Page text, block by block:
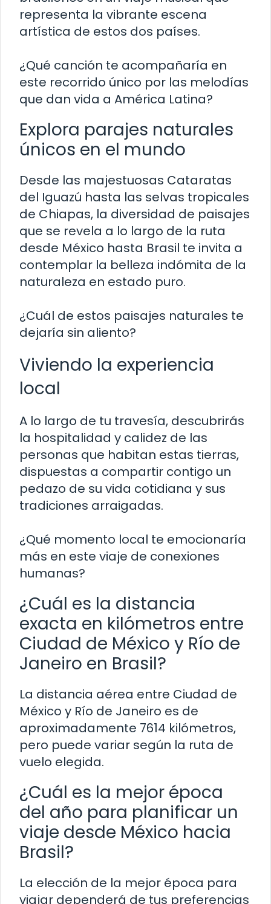
representa la vibrante escena
artística de estos dos países.
¿Qué canción te acompañaría en
este recorrido único por las melodías
que dan vida a América Latina?
Explora parajes naturales
únicos en el mundo
Desde las majestuosas Cataratas
del Iguazú hasta las selvas tropicales
de Chiapas, la diversidad de paisajes
que se revela a lo largo de la ruta
desde México hasta Brasil te invita a
contemplar la belleza indómita de la
naturaleza en estado puro.
¿Cuál de estos paisajes naturales te
dejaría sin aliento?
Viviendo la experiencia
local
A lo largo de tu travesía, descubrirás
la hospitalidad y calidez de las
personas que habitan estas tierras,
dispuestas a compartir contigo un
pedazo de su vida cotidiana y sus
tradiciones arraigadas.
¿Qué momento local te emocionaría
más en este viaje de conexiones
humanas?
¿Cuál es la distancia
exacta en kilómetros entre
Ciudad de México y Río de
Janeiro en Brasil?
La distancia aérea entre Ciudad de
México y Río de Janeiro es de
aproximadamente 7614 kilómetros,
pero puede variar según la ruta de
vuelo elegida.
¿Cuál es la mejor época
del año para planificar un
viaje desde México hacia
Brasil?
La elección de la mejor época para
viajar dependerá de tus preferencias